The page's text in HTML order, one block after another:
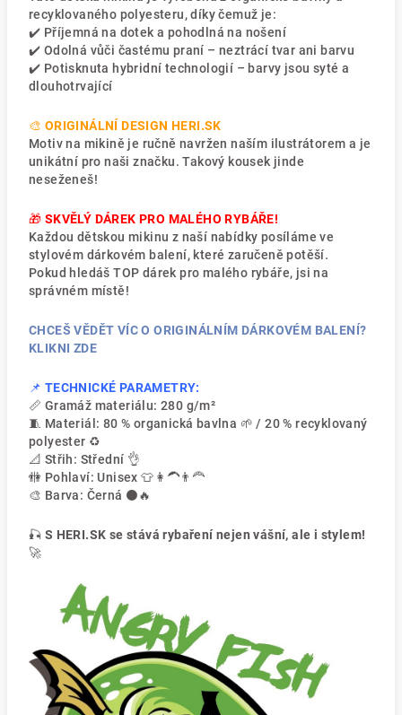
recyklovaného polyesteru, díky čemuž je:
✔️ Příjemná na dotek a pohodlná na nošení
✔️ Odolná vůči častému praní – neztrácí tvar ani barvu
✔️ Potisknuta hybridní technologií – barvy jsou syté a
dlouhotrvající
🎨 ORIGINÁLNÍ DESIGN HERI.SK
Motiv na mikině je ručně navržen naším ilustrátorem a je
unikátní pro naši značku. Takový kousek jinde
neseženeš!
🎁 SKVĚLÝ DÁREK PRO MALÉHO RYBÁŘE!
Každou dětskou mikinu z naší nabídky posíláme ve
stylovém dárkovém balení, které zaručeně potěší.
Pokud hledáš TOP dárek pro malého rybáře, jsi na
správném místě!
CHCEŠ VĚDĚT VÍC O ORIGINÁLNÍM DÁRKOVÉM BALENÍ?
KLIKNI ZDE
📌 TECHNICKÉ PARAMETRY:
📏 Gramáž materiálu: 280 g/m²
🧵 Materiál: 80 % organická bavlna 🌱 / 20 % recyklovaný
polyester ♻️
📐 Střih: Střední 👌
🚻 Pohlaví: Unisex 👕👩‍🦱👨‍🦰
🎨 Barva: Černá ⚫🔥
🎣 S HERI.SK se stává rybaření nejen vášní, ale i stylem!
🚀